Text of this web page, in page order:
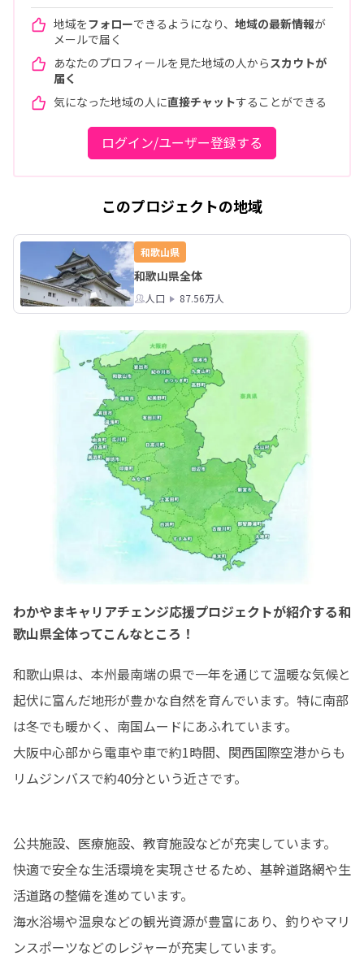
地域をフォローできるようになり、 地域の最新情報が
メールで届く
あなたのプロフィールを見た地域の人から スカウトが
届く
気になった地域の人に直接チャットすることができる
ログイン/ユーザー登録する
このプロジェクトの地域
和歌山県
和歌山県全体
人口 87.56万人
わかやまキャリアチェンジ応援プロジェクトが紹介する和
歌山県全体ってこんなところ！
和歌山県は、本州最南端の県で一年を通じて温暖な気候と
起伏に富んだ地形が豊かな自然を育んでいます。特に南部
は冬でも暖かく、南国ムードにあふれています。
大阪中心部から電車や車で約1時間、関西国際空港からも
リムジンバスで約40分という近さです。
公共施設、医療施設、教育施設などが充実しています。
快適で安全な生活環境を実現させるため、基幹道路網や生
活道路の整備を進めています。
海水浴場や温泉などの観光資源が豊富にあり、釣りやマリ
ンスポーツなどのレジャーが充実しています。